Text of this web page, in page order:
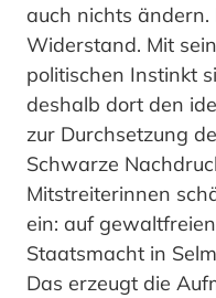
auch nichts ändern.
Widerstand. Mit
politischen Instinkt
deshalb dort den
zur Durchsetzung
Schwarze
Mitstreiterinnen
ein: auf
Staatsmacht in
Das erzeugt die